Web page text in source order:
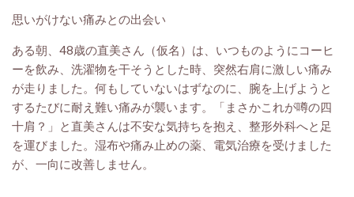
思いがけない痛みとの出会い
ある朝、48歳の直美さん（仮名）は、いつものようにコーヒ
ーを飲み、洗濯物を干そうとした時、突然右肩に激しい痛み
が走りました。何もしていないはずなのに、腕を上げようと
するたびに耐え難い痛みが襲います。「まさかこれが噂の四
十肩？」と直美さんは不安な気持ちを抱え、整形外科へと足
を運びました。湿布や痛み止めの薬、電気治療を受けました
が、一向に改善しません。